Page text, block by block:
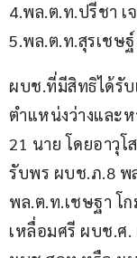
4.พล.ต.ท.ปรีชา
5.พล.ต.ท.สุรเชษ
ผบช.ที่มีสิทธิได้รั
ตำแหน่งว่างและ
21 นาย โดยอาวุ
รับพร ผบช.ภ.8 พ
พล.ต.ท.เชษฐา โ
เหลื่อมศรี ผบช.ศ.